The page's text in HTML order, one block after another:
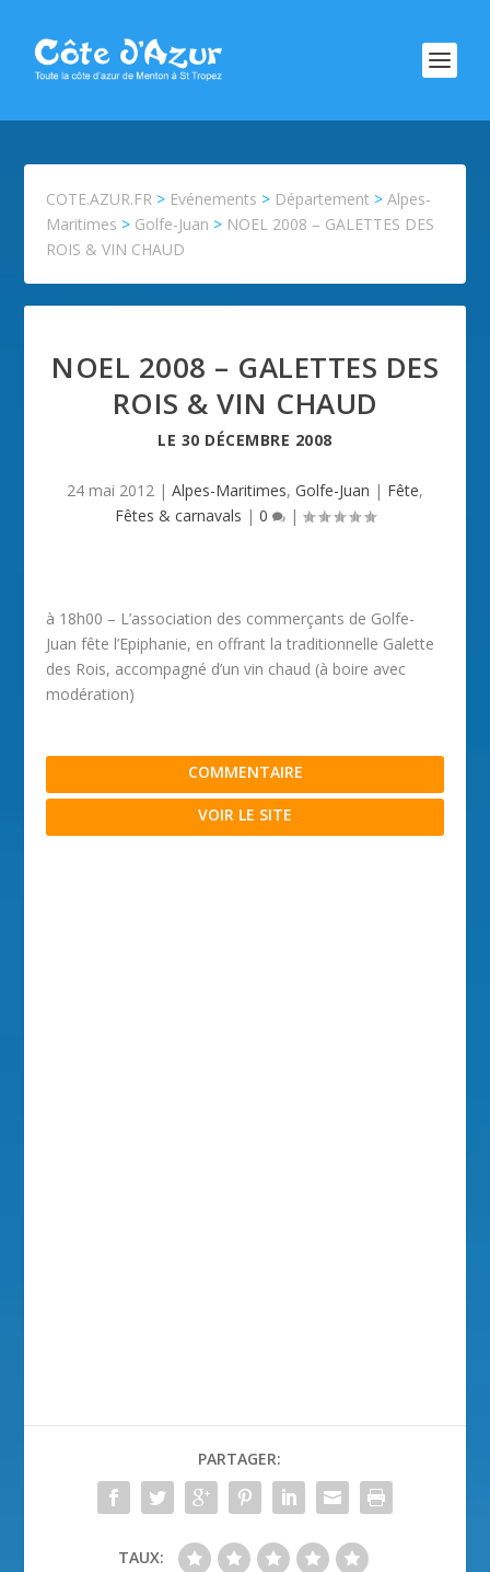
COTE.AZUR.FR > Evénements > Département >Alpes-
Maritimes > Golfe-Juan > NOEL 2008 – GALETTES DES
ROIS & VIN CHAUD
NOEL 2008 – GALETTES DES
ROIS & VIN CHAUD
LE 30 DÉCEMBRE 2008
24 mai 2012 | Alpes-Maritimes, Golfe-Juan | Fête,
Fêtes & carnavals | 0 |
à 18h00 – L’association des commerçants de Golfe-
Juan fête l’Epiphanie, en offrant la traditionnelle Galette
des Rois, accompagné d’un vin chaud (à boire avec
modération)
COMMENTAIRE
VOIR LE SITE
PARTAGER:
TAUX: